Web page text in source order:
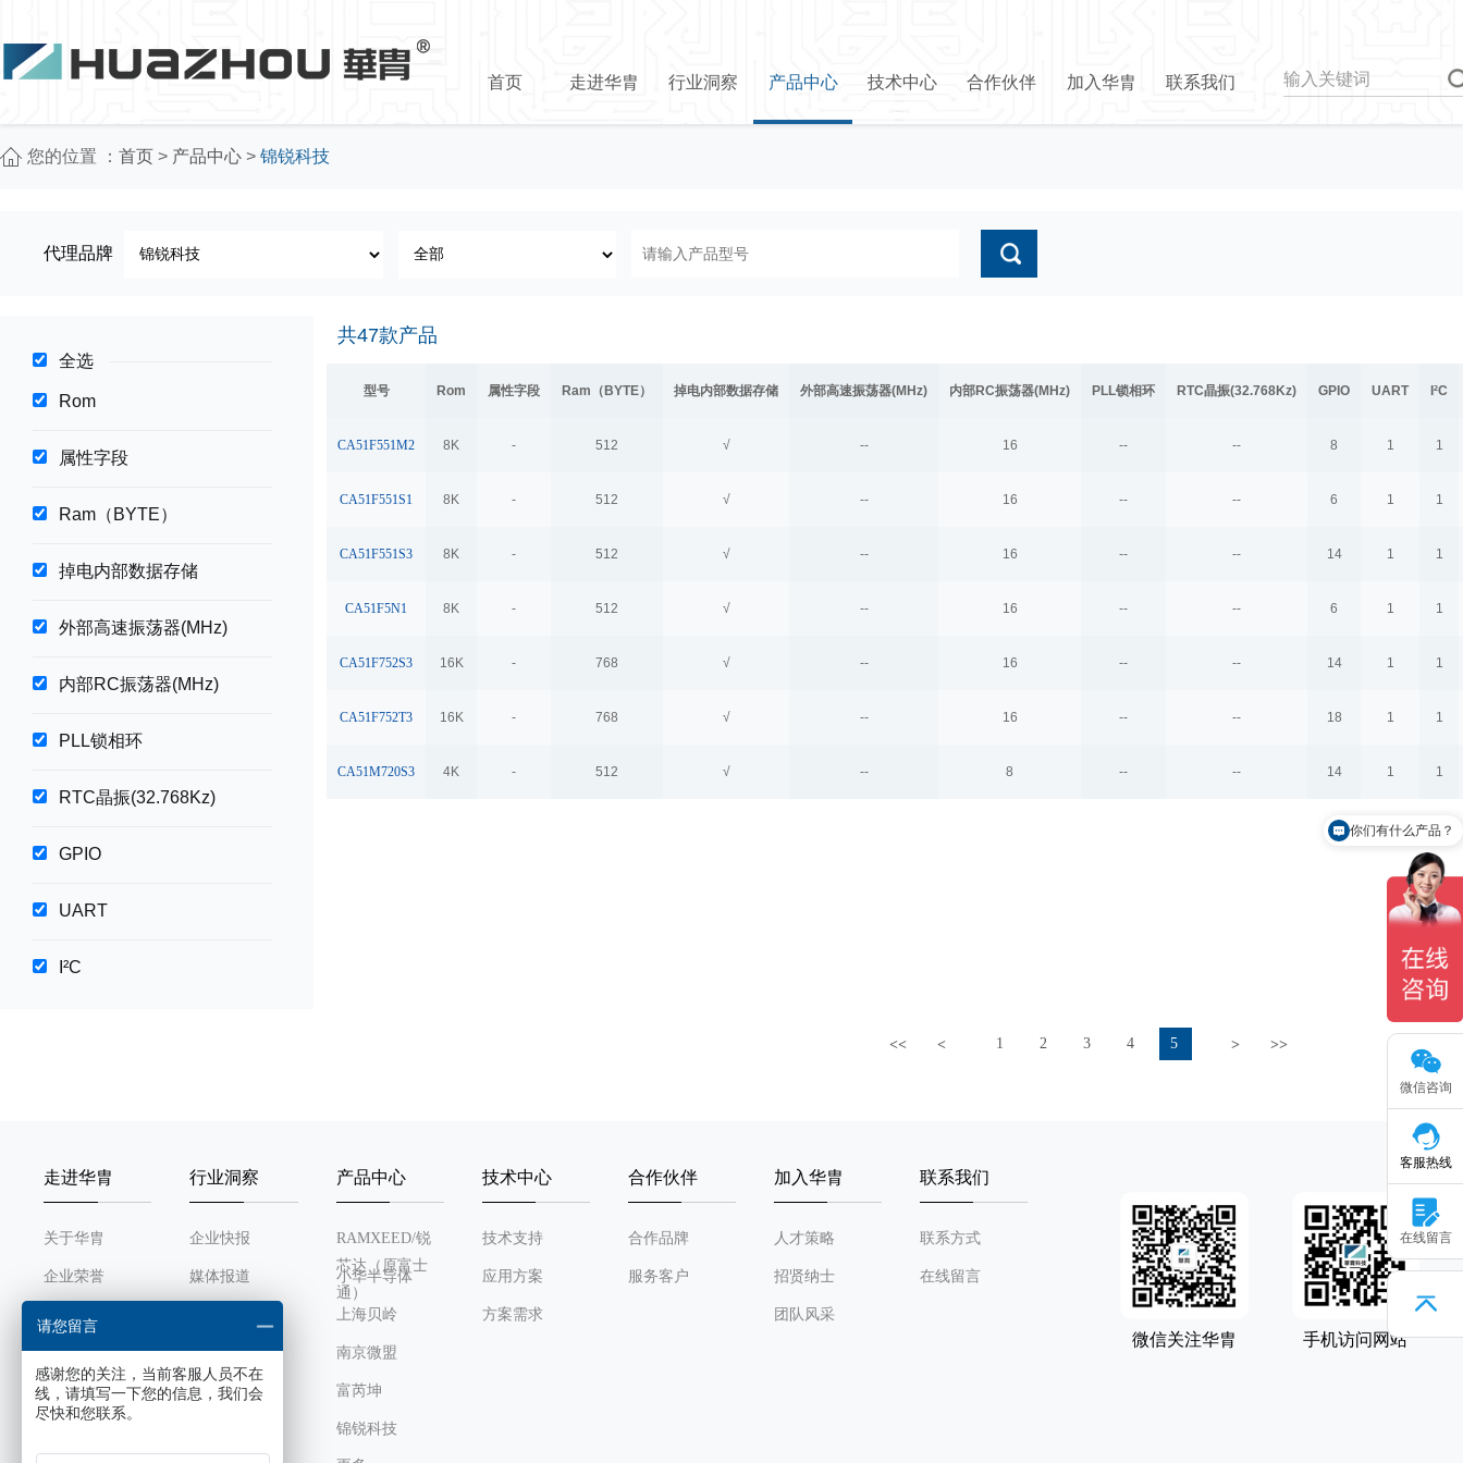
首页 走进华胄 行业洞察 产品中心 技术中心 合作伙伴 加入华胄 联系我们
您的位置 ： 首页 > 产品中心 > 锦锐科技
代理品牌
全选
Rom
属性字段
Ram（BYTE）
掉电内部数据存储
外部高速振荡器(MHz)
内部RC振荡器(MHz)
PLL锁相环
RTC晶振(32.768Kz)
GPIO
UART
I²C
运算放大器
模拟比较器
乘除法器
直流电机控制模块
共47款产品
型号 Rom 属性字段 Ram（BYTE） 掉电内部数据存储 外部高速振荡器(MHz) 内部RC振荡器(MHz) PLL锁相环 RTC晶振(32.768Kz) GPIO UART I²C
CA51F551M2 8K - 512 √ -- 16 -- -- 8 1 1
CA51F551S1 8K - 512 √ -- 16 -- -- 6 1 1
CA51F551S3 8K - 512 √ -- 16 -- -- 14 1 1
CA51F5N1 8K - 512 √ -- 16 -- -- 6 1 1
CA51F752S3 16K - 768 √ -- 16 -- -- 14 1 1
CA51F752T3 16K - 768 √ -- 16 -- -- 18 1 1
CA51M720S3 4K - 512 √ -- 8 -- -- 14 1 1
<< < 1 2 3 4 5 > >>
走进华胄
关于华胄
企业荣誉
发展历程
组织架构
企业文化
行业洞察
企业快报
媒体报道
产品中心
RAMXEED/锐
芯达（原富士
通）
小华半导体
上海贝岭
南京微盟
富芮坤
锦锐科技
技术中心
技术支持
应用方案
方案需求
合作伙伴
合作品牌
服务客户
加入华胄
人才策略
招贤纳士
团队风采
联系我们
联系方式
在线留言
微信关注华胄 手机访问网站
微信咨询
客服热线
在线留言
你们有什么产品？
请您留言
感谢您的关注，当前客服人员不在
线，请填写一下您的信息，我们会
尽快和您联系。